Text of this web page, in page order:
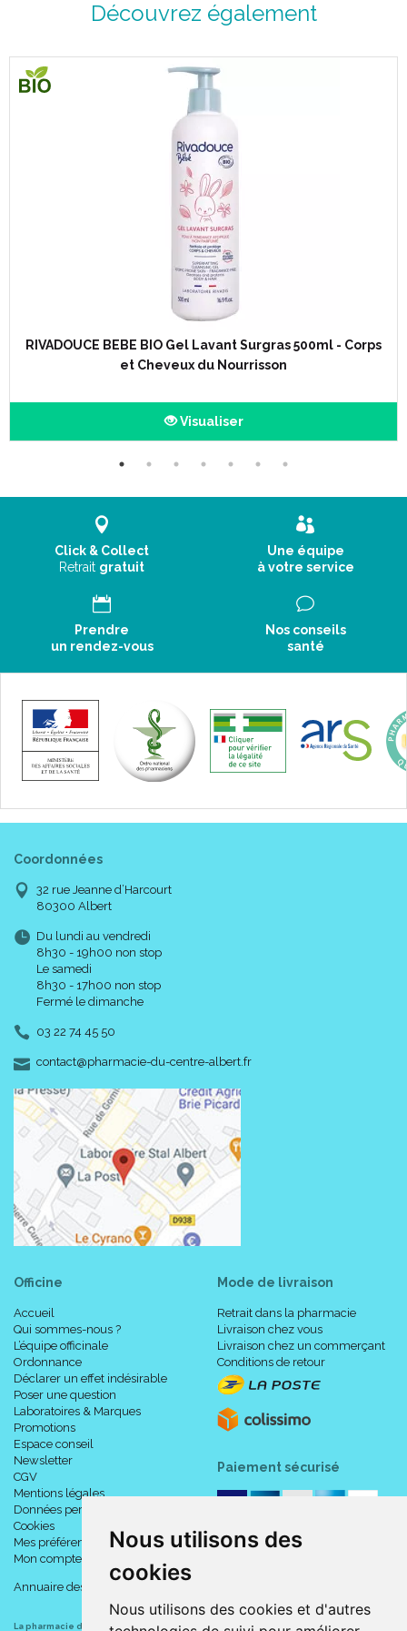
Nous utilisons des
cookies
Nous utilisons des cookies et d'autres
Découvrez également
RIVADOUCE BEBE BIO Gel Lavant Surgras 500ml - Corps
et Cheveux du Nourrisson
Visualiser
Click & Collect
Retrait gratuit
Une équipe
à votre service
Prendre
un rendez-vous
Nos conseils
santé
Coordonnées
32 rue Jeanne d’Harcourt
80300 Albert
Du lundi au vendredi
8h30 - 19h00 non stop
Le samedi
8h30 - 17h00 non stop
Fermé le dimanche
03 22 74 45 50
contact-
@-
pharmacie-du-centre-albert.fr
Officine
Accueil
Qui sommes-nous ?
L’équipe officinale
Ordonnance
Déclarer un effet indésirable
Poser une question
Laboratoires & Marques
Promotions
Espace conseil
Newsletter
CGV
Mentions légales
Données personnelles
Cookies
Mes préférences Cookies
Mon compte
Annuaire des pharmacies
Mode de livraison
Retrait dans la pharmacie
Livraison chez vous
Livraison chez un commerçant
Conditions de retour
Paiement sécurisé
La pharmacie du centre à Albert (80300) est une pharmacie française certifiée ISO